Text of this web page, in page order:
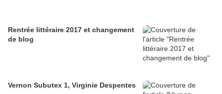
Rentrée littéraire 2017 et changement
de blog
Vernon Subutex 1, Virginie Despentes